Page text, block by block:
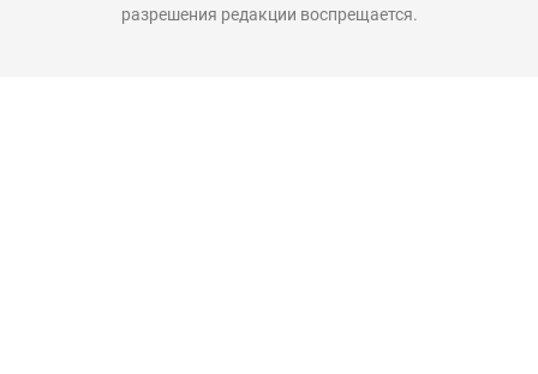
разрешения редакции воспрещается.